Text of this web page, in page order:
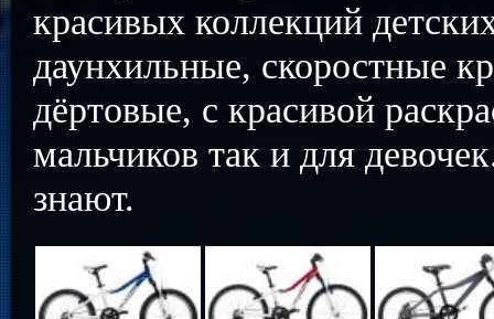
красивых коллекций
даунхильные, скоростные
дёртовые, с красивой
мальчиков так и для
знают.